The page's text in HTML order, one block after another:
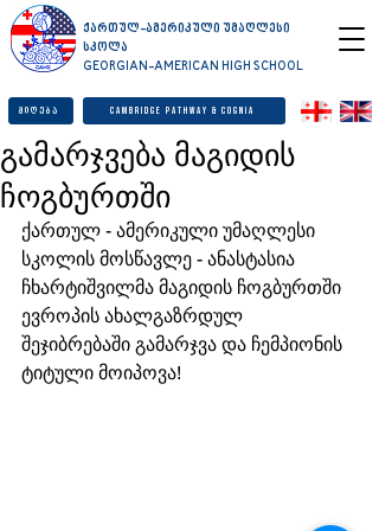
ქართულ-ამერიკული უმაღლესი
სკოლა
GEORGIAN-AMERICAN HIGH SCHOOL
მიღება Cambridge Pathway & Cognia
გამარჯვება მაგიდის
ჩოგბურთში
ქართულ - ამერიკული უმაღლესი
სკოლის მოსწავლე - ანასტასია
ჩხარტიშვილმა მაგიდის ჩოგბურთში
ევროპის ახალგაზრდულ
შეჯიბრებაში გამარჯვა და ჩემპიონის
ტიტული მოიპოვა!